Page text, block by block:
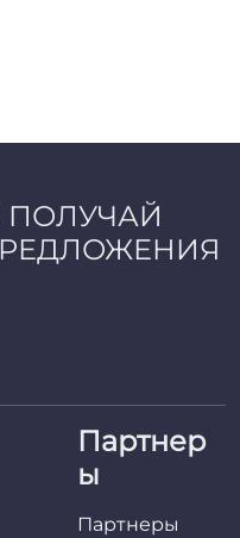
Партнер
ы
Партнеры